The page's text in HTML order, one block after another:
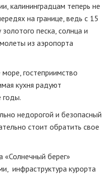
калининградцам теперь не
на границе, ведь с 15
песка, солнца и
из аэропорта
гостеприимство
кухня радуют
годы.
недорогой и безопасный
стоит обратить свое
«Солнечный берег»
инфраструктура курорта